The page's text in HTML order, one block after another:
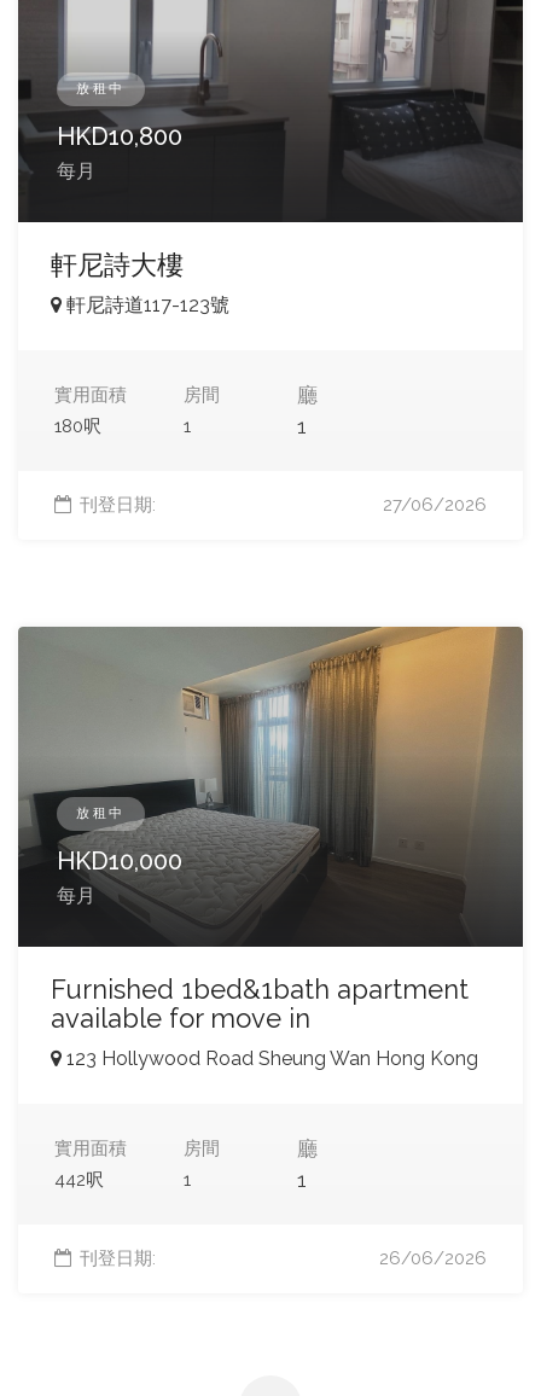
放租中
HKD10,800
每月
軒尼詩大樓
軒尼詩道117-123號
實用面積
180呎
房間
1
廳
1
刊登日期: 27/06/2026
放租中
HKD10,000
每月
Furnished 1bed&1bath apartment
available for move in
123 Hollywood Road Sheung Wan Hong Kong
實用面積
442呎
房間
1
廳
1
刊登日期: 26/06/2026